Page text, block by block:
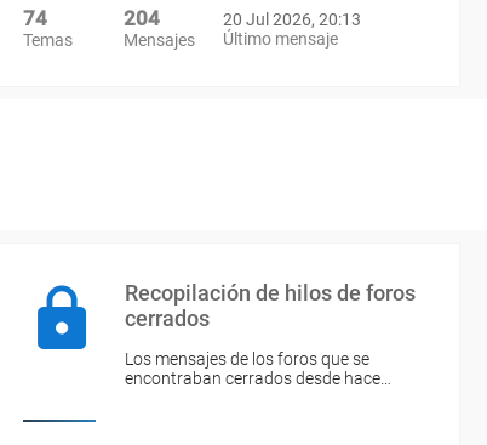
74
Temas
204
Mensajes
20 Jul 2026, 20:13
Último mensaje
Recopilación de hilos de foros
cerrados
Los mensajes de los foros que se
encontraban cerrados desde hace…